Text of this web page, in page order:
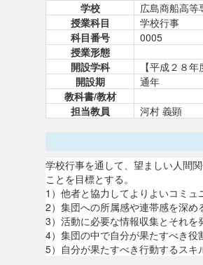
学校
広島商船高等
授業科目
学校行事
科目番号
0005
授業形態
開設学科
【平成２８
開設期
通年
教科書/教材
担当教員
河村 義顕
学校行事を通して、望ましい人間
ことを目標とする。
1）他者と協力してよりよいコミ
2）集団への所属感や連帯感を深
3）活動に必要な情報収集とそれ
4）集団の中で自分が果たすべき
5）自分が果たすべき行動するス